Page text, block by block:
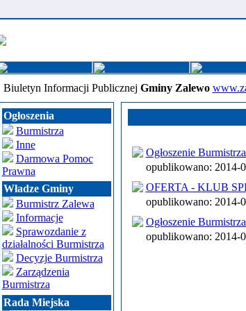
Biuletyn Informacji Publicznej Gminy Zalewo
Ogłoszenia
Burmistrza
Inne
Darmowa Pomoc
Prawna
Władze Gminy
Burmistrz Zalewa
Informacje
Sprawozdanie z
działalności Burmistrza
Decyzje Burmistrza
Zarządzenia
Burmistrza
Rada Miejska
Ogłoszenie
opublikowano:
OFERTA - KLUB
opublikowano:
Ogłoszenie
opublikowano: